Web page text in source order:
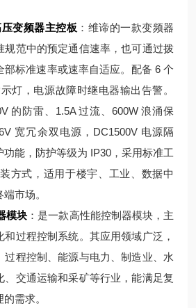
变频器主控板 ：维谛的一款变频器
规范中的预定通信速率，也可通过拨
部标准速率或速率自适应。配备 6 个
灯，电源故障时继电器输出告警。
的防雷、1.5A 过流、600W 浪涌保
宽冗余双电源，DC1500V 电源隔
能，防护等级为 IP30，采用标准工
方式，适用于楼宇、工业、数据中
市场。
模块 ：是一款高性能控制器模块，主
过程控制系统。其应用领域广泛，
过程控制、能源与电力、制造业、水
、交通运输和采矿等行业，能满足复
需求。